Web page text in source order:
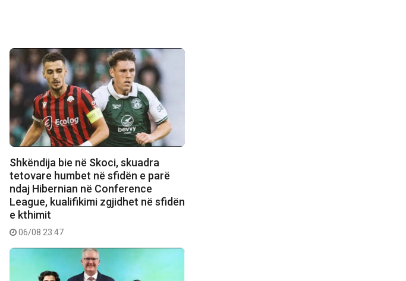
Shkëndija bie në Skoci, skuadra
tetovare humbet në sfidën e parë
ndaj Hibernian në Conference
League, kualifikimi zgjidhet në sfidën
e kthimit
06/08 23:47